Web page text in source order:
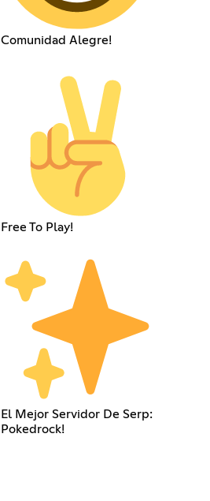
Comunidad Alegre!
Free To Play!
El Mejor Servidor De Serp:
Pokedrock!